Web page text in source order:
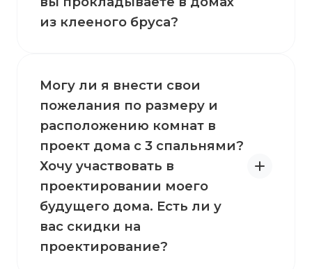
из клееного бруса?
Могу ли я внести свои
пожелания по размеру и
расположению комнат в
проект дома с 3 спальнями?
Хочу участвовать в
проектировании моего
будущего дома. Есть ли у
вас скидки на
проектирование?